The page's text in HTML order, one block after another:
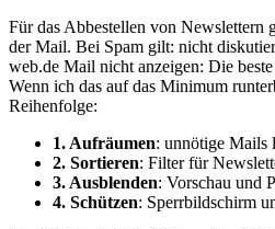
Für das Abbestellen von Newslettern
der Mail. Bei Spam gilt: nicht
web.de Mail nicht anzeigen: Die
Wenn ich das auf das Minimum
Reihenfolge:
1. Aufräumen: unnötige Mails
2. Sortieren: Filter für
3. Ausblenden: Vorschau und
4. Schützen: Sperrbildschirm